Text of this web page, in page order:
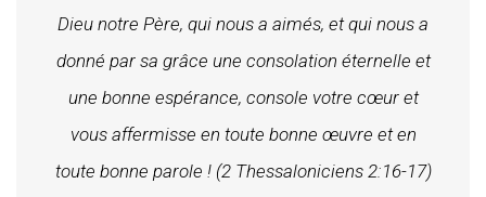
Dieu notre Père, qui nous a aimés, et qui nous a
donné par sa grâce une consolation éternelle et
une bonne espérance, console votre cœur et
vous affermisse en toute bonne œuvre et en
toute bonne parole ! (2 Thessaloniciens 2:16-17)